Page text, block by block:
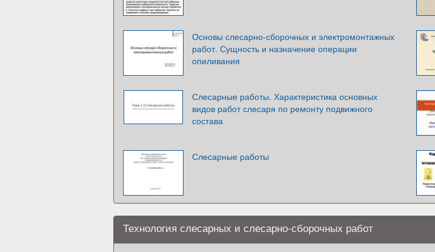
Основы слесарно-сборочных и электромонтажных
работ. Сущность и назначение операции
опиливания
Слесарные работы. Характеристика основных
видов работ слесаря по ремонту подвижного
состава
Слесарные работы
Технология слесарных и слесарно-сборочных работ